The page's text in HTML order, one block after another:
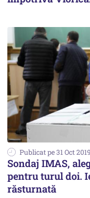
Publicat pe 31 Oct 2019
Sondaj IMAS,
pentru turul doi.
răsturnată